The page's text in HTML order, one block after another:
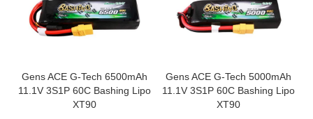
Gens ACE G-Tech 6500mAh
11.1V 3S1P 60C Bashing Lipo
XT90
Gens ACE G-Tech 5000mAh
11.1V 3S1P 60C Bashing Lipo
XT90